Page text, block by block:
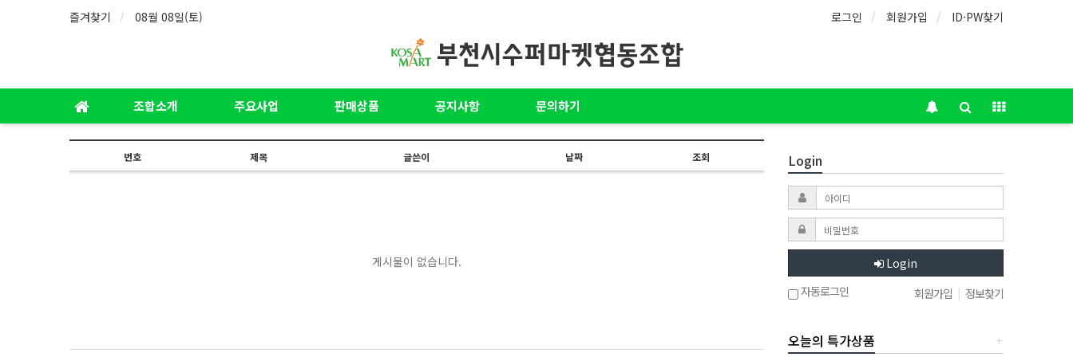
즐겨찾기 08월 08일(토) 로그인 회원가입 ID·PW찾기
조합소개 주요사업 판매상품 공지사항 문의하기
번호 제목 글쓴이 날짜 조회
게시물이 없습니다.
Login
Login
자동로그인
회원가입 | 정보찾기
+
오늘의 특가상품